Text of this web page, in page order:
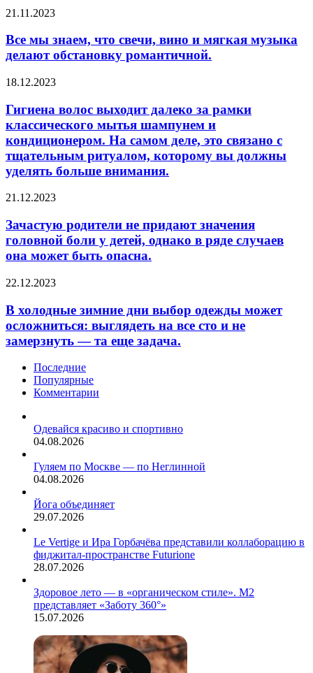
в
домах.
Все
знаем,
свечи,
и
музыка
делают
обстановку
романтичной.
21.11.2023
Все мы знаем, что свечи, вино и мягкая музыка
делают обстановку романтичной.
Гигиена
выходит
далеко
за
рамки
классического
мытья
шампунем
и
На
самом
деле,
это
с
ритуалом,
которому
вы
должны
больше
внимания.
18.12.2023
Гигиена волос выходит далеко за рамки
классического мытья шампунем и
кондиционером. На самом деле, это связано с
тщательным ритуалом, которому вы должны
уделять больше внимания.
Зачастую
не
придают
значения
головной
у
однако
в
ряде
случаев
может
быть
опасна.
21.12.2023
Зачастую родители не придают значения
головной боли у детей, однако в ряде случаев
она может быть опасна.
В
зимние
дни
выбор
одежды
осложниться:
выглядеть
замерзнуть
еще
задача.
22.12.2023
В холодные зимние дни выбор одежды может
осложниться: выглядеть на все сто и не
замерзнуть — та еще задача.
Последние
Популярные
Комментарии
Одевайся красиво и спортивно
04.08.2026
Гуляем по Москве — по Неглинной
04.08.2026
Йога объединяет
29.07.2026
Le Vertige и Ира Горбачёва представили коллаборацию в
фиджитал-пространстве Futurione
28.07.2026
Здоровое лето — в «органическом стиле». М2
представляет «Заботу 360°»
15.07.2026